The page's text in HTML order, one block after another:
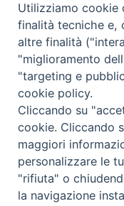
Curia
Via del Seminario, 61
Tel. 0586 276211
Fax 0586 276243
Utilizziamo cookie
finalità tecniche e,
altre finalità
"miglioramento
"targeting e
cookie policy.
Cliccando su
cookie. Cliccando
maggiori
personalizzare le
"rifiuta" o
la navigazione